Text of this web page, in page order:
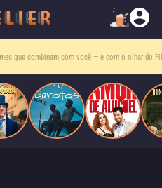
que combinam com você — e com o olhar do
seus alvos.